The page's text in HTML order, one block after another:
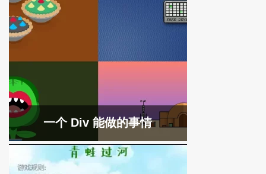
一个 Div 能做的事情